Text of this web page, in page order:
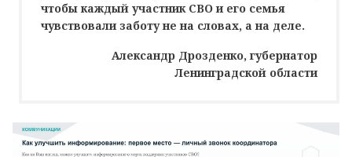
чтобы каждый участник СВО и его семья
чувствовали заботу не на словах, а на деле.
Александр Дрозденко, губернатор
Ленинградской области